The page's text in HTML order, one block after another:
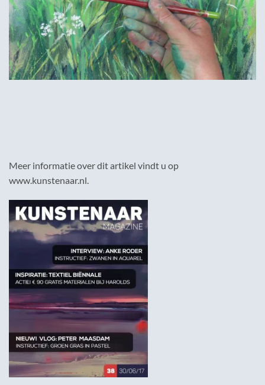
Meer informatie over dit artikel vindt u op
www.kunstenaar.nl.